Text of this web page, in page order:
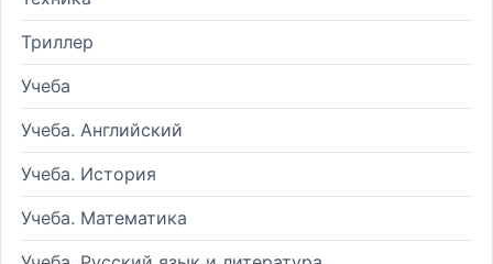
Триллер
Учеба
Учеба. Английский
Учеба. История
Учеба. Математика